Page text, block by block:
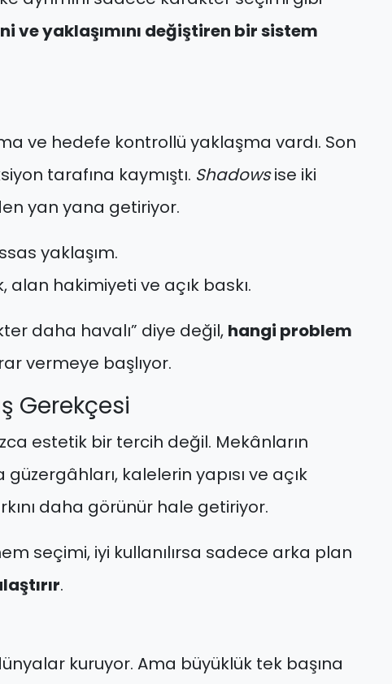
ve yaklaşımını değiştiren bir sistem
ve hedefe kontrollü yaklaşma vardı. Son
tarafına kaymıştı. Shadowsise iki
yan yana getiriyor.
yaklaşım.
alan hakimiyeti ve açık baskı.
daha havalı” diye değil, hangi problem
vermeye başlıyor.
Gerekçesi
estetik bir tercih değil. Mekânların
kalelerin yapısı ve açık
daha görünür hale getiriyor.
seçimi, iyi kullanılırsa sadece arka plan
.
kuruyor. Ama büyüklük tek başına